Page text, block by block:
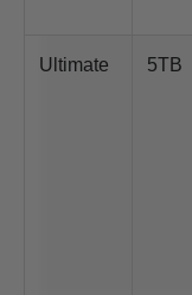
Ultimate 5TB